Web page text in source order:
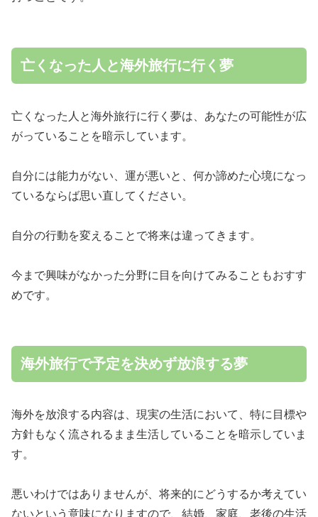
亡くなった人と海外旅行に行く夢
亡くなった人と海外旅行に行く夢は、あなたの可能性が広
がっていることを暗示しています。
自分には能力がない、運が悪いと、何か諦めた心境になっ
ているならば思い直してください。
自分の行動を変えることで将来は違ってきます。
今まで興味がなかった分野に目を向けてみることもおすす
めです。
海外旅行で予定を決めず放浪する夢
海外を放浪する内容は、現実の生活において、特に目標や
方針もなく流されるまま生活していることを暗示していま
す。
悪いわけではありませんが、将来的にどうするか考えてい
ないという意味になりますので、結婚、家庭、老後の生活